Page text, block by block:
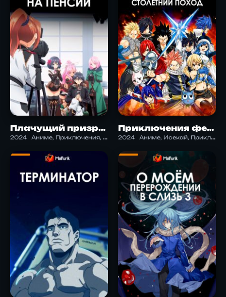
Плачущий призрак на пенсии
2024 Аниме, Приключения, Фэнтези, Экшен
Приключения фей: столетний поход
2024 Аниме, Исекай, Приключения